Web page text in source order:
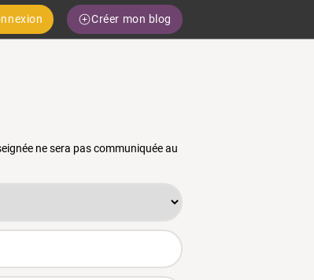
Créer mon blog
ne sera pas communiquée au